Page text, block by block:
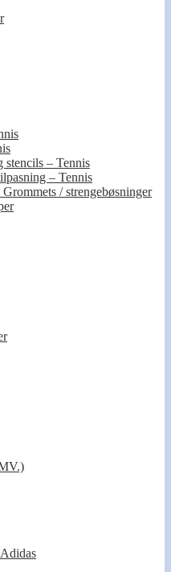
stencils – Tennis
– Tennis
/ strengebøsninger